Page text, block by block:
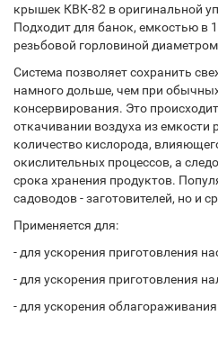
крышек КВК-82 в оригинальной
Подходит для банок, емкостью в
резьбовой горловиной
Система позволяет сохранить
намного дольше, чем при
консервирования. Это
откачивании воздуха из емкости
количество кислорода,
окислительных процессов, а
срока хранения продуктов.
садоводов - заготовителей, но и
Применяется для:
- для ускорения приготовления
- для ускорения приготовления
- для ускорения